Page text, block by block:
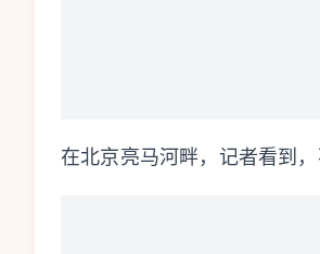
在北京亮马河畔，记者看到